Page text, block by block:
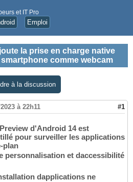
et IT Pro
Emploi
la prise en charge native
comme webcam
à la discussion
à 22h11 #1
d'Android 14 est
pour surveiller les applications
plan
personnalisation et daccessibilité
dapplications ne